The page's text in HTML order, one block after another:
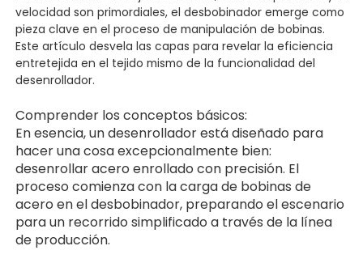
velocidad son primordiales, el desbobinador emerge como
pieza clave en el proceso de manipulación de bobinas.
Este artículo desvela las capas para revelar la eficiencia
entretejida en el tejido mismo de la funcionalidad del
desenrollador.
Comprender los conceptos básicos:
En esencia, un desenrollador está diseñado para
hacer una cosa excepcionalmente bien:
desenrollar acero enrollado con precisión. El
proceso comienza con la carga de bobinas de
acero en el desbobinador, preparando el escenario
para un recorrido simplificado a través de la línea
de producción.